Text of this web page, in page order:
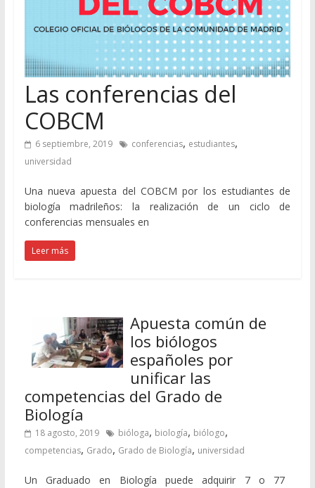
Las conferencias del
COBCM
6 septiembre, 2019 conferencias, estudiantes,
universidad
Una nueva apuesta del COBCM por los estudiantes de
biología madrileños: la realización de un ciclo de
conferencias mensuales en
Leer más
Apuesta común de
los biólogos
españoles por
unificar las
competencias del Grado de
Biología
18 agosto, 2019 bióloga, biología, biólogo,
competencias, Grado, Grado de Biología, universidad
Un Graduado en Biología puede adquirir 7 o 77